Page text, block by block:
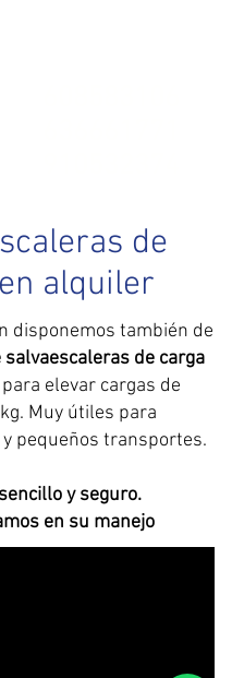
de
alquiler
disponemos también de
de carga
elevar cargas de
Muy útiles para
pequeños transportes.
y seguro.
en su manejo